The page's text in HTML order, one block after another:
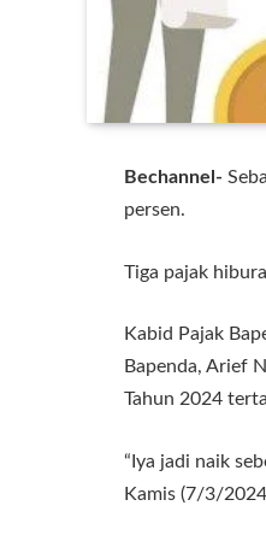
Bechannel-
persen.
Tiga pajak
Kabid Pajak
Bapenda, Arief
Tahun 2024
“Iya jadi naik
Kamis (7/3/